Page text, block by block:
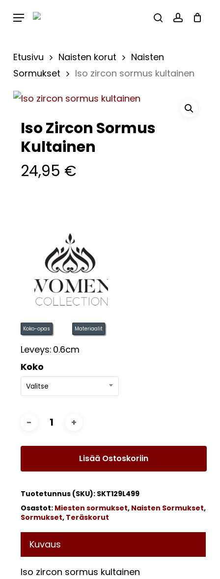
content
Menu Close
Etusivu Naisten korut
Naisten
Sormukset
Iso zircon sormus kultainen
Iso Zircon Sormus
Kultainen
24,95 €
Koko-opas Materiaalit
Leveys: 0.6cm
Koko
Valitse
Lisää Ostoskoriin
Tuotetunnus (SKU): SKT129L499
Osastot: Miesten sormukset, Naisten Sormukset,
Sormukset, Teräskorut
Kuvaus
Iso zircon sormus kultainen